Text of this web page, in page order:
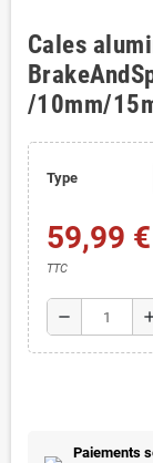
Cales
/10mm/
Type
59,99 €
TTC
remove
Paiements